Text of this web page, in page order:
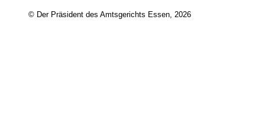
© Der Präsident des Amtsgerichts Essen, 2026